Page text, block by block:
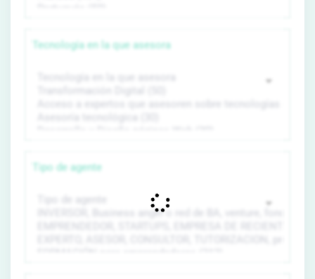
Tecnología en la que asesora
Tipo de agente